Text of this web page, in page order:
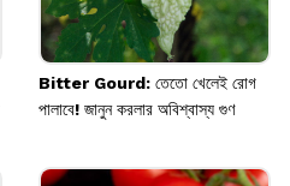
Bitter Gourd: তেতো খেলেই রোগ
পালাবে! জানুন করলার অবিশ্বাস্য গুণ